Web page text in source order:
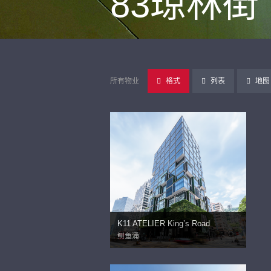
所有物业 格式 列表 地图
K11 ATELIER King’s Road
鲗鱼涌